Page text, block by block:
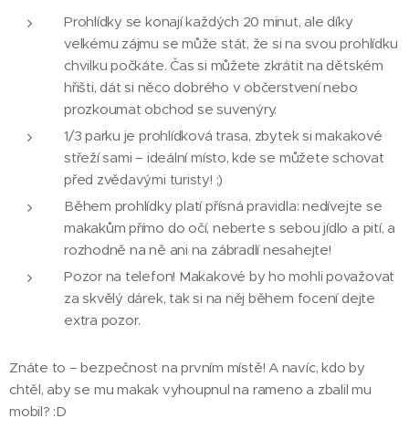
Prohlídky se konají každých 20 minut, ale díky
velkému zájmu se může stát, že si na svou prohlídku
chvilku počkáte. Čas si můžete zkrátit na dětském
hřišti, dát si něco dobrého v občerstvení nebo
prozkoumat obchod se suvenýry.
1/3 parku je prohlídková trasa, zbytek si makakové
střeží sami – ideální místo, kde se můžete schovat
před zvědavými turisty! ;)
Během prohlídky platí přísná pravidla: nedívejte se
makakům přímo do očí, neberte s sebou jídlo a pití, a
rozhodně na ně ani na zábradlí nesahejte!
Pozor na telefon! Makakové by ho mohli považovat
za skvělý dárek, tak si na něj během focení dejte
extra pozor.
Znáte to – bezpečnost na prvním místě! A navíc, kdo by
chtěl, aby se mu makak vyhoupnul na rameno a zbalil mu
mobil? :D